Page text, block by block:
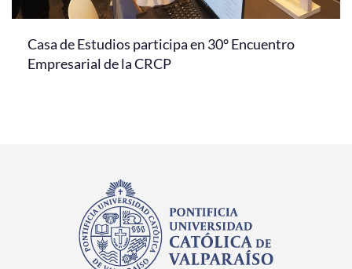
Casa de Estudios participa en 30° Encuentro
Empresarial de la CRCP